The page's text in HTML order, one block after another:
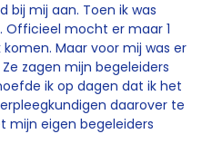
bij mij aan. Toen ik was
Officieel mocht er maar 1
Maar voor mij was er
zagen mijn begeleiders
ik op dagen dat ik het
daarover te
mijn eigen begeleiders